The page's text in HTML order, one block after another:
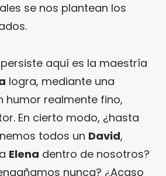
se nos plantean los
aquí es la maestría
logra, mediante una
humor realmente fino,
En cierto modo, ¿hasta
todos un David,
Elena dentro de nosotros?
nunca? ¿Acaso